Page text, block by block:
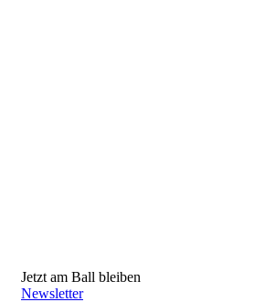
Jetzt am Ball bleiben
Newsletter